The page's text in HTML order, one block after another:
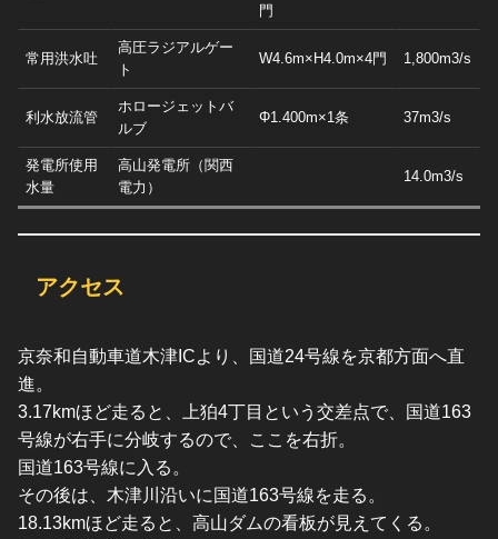
門
常用洪水吐
高圧ラジアルゲー
ト
W4.6m×H4.0m×4門 1,800m3/s
利水放流管
ホロージェットバ
ルブ
Φ1.400m×1条 37m3/s
発電所使用
水量
高山発電所（関西
電力）
14.0m3/s
アクセス
京奈和自動車道木津ICより、国道24号線を京都方面へ直
進。
3.17kmほど走ると、上狛4丁目という交差点で、国道163
号線が右手に分岐するので、ここを右折。
国道163号線に入る。
その後は、木津川沿いに国道163号線を走る。
18.13kmほど走ると、高山ダムの看板が見えてくる。